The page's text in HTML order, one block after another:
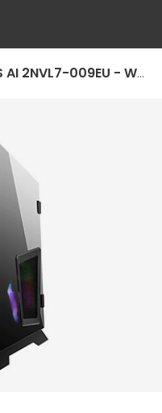
MSI MPG Trident AS AI 2NVL7-009EU - Windows 11